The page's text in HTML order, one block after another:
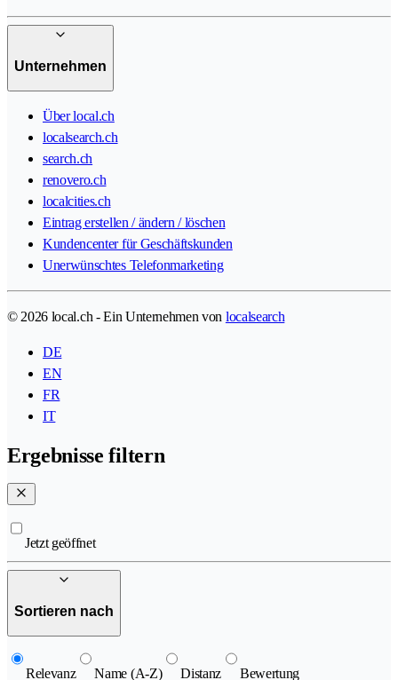
Unternehmen
Über local.ch
localsearch.ch
search.ch
renovero.ch
localcities.ch
Eintrag erstellen / ändern / löschen
Kundencenter für Geschäftskunden
Unerwünschtes Telefonmarketing
© 2026 local.ch - Ein Unternehmen von localsearch
DE
EN
FR
IT
Ergebnisse filtern
Jetzt geöffnet
Sortieren nach
Relevanz Name (A-Z) Distanz Bewertung